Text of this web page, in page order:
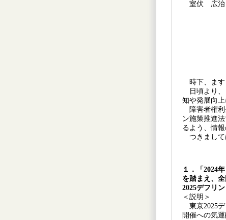
室伏 広
時下、ます
日頃より、
知や発展向
障害者権利
ン施策推進
るよう、情
つきまして
１．「2024
を踏まえ、
2025デフリ
＜説明＞
東京2025デ
開催への気